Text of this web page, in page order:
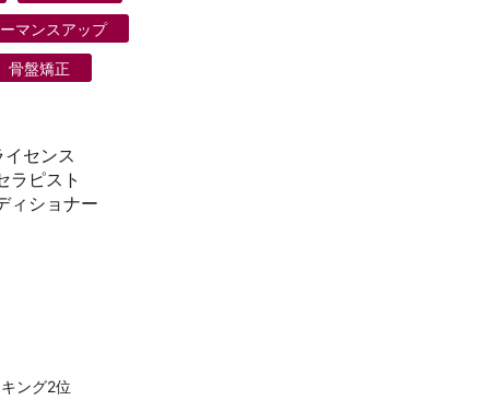
マンスアップ
骨盤矯正
センス
ラピスト
ィショナー
ング2位